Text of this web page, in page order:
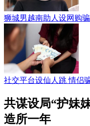
狮城男越南助人设网购
社交平台设仙人跳 情侣
共谋设局“护妹
造所一年